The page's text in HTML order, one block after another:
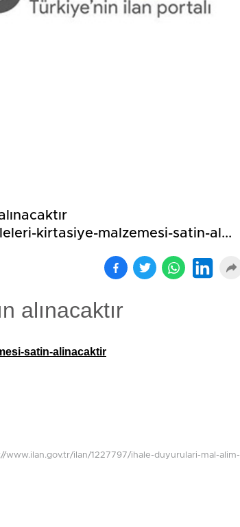
kirtasiye-malzemesi-satin-al...
alınacaktır
satin-alinacaktir
www.ilan.gov.tr/ilan/1227797/ihale-duyurulari-mal-alim-